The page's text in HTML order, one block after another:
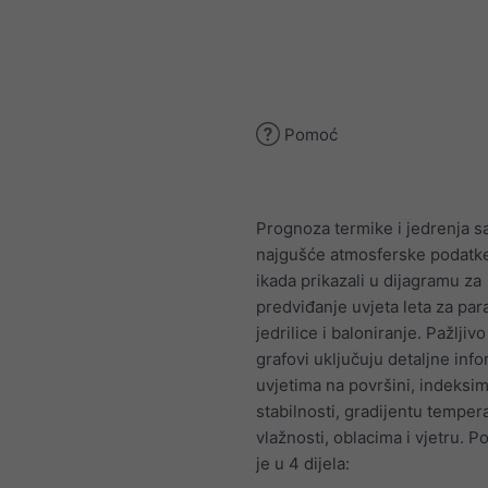
Pomoć
Prognoza termike i jedrenja
najgušće atmosferske
ikada prikazali u dijagramu za
predviđanje uvjeta leta za
jedrilice i baloniranje.
grafovi uključuju detaljne
uvjetima na površini,
stabilnosti, gradijentu
vlažnosti, oblacima i vjetru.
je u 4 dijela: